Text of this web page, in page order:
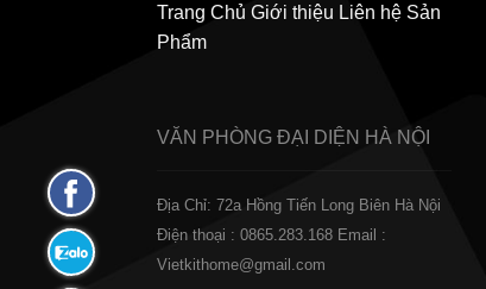
Trang Chủ Giới thiệu Liên hệ Sản
Phẩm
VĂN PHÒNG ĐẠI DIỆN HÀ NỘI
Địa Chỉ: 72a Hồng Tiến Long Biên Hà Nội
Điện thoại : 0865.283.168 Email :
Vietkithome@gmail.com
Fanpage
Facebook
Zalo: